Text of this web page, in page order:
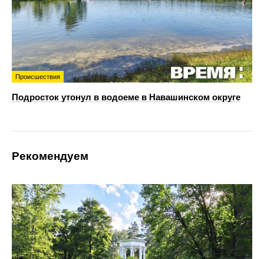
Происшествия
Подросток утонул в водоеме в Навашинском округе
Рекомендуем